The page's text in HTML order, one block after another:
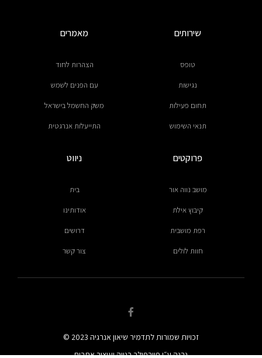
שירותים
טופס
נגישות
תחום פעילות
תנאי השימוש
מאמרים
הצהרות לחוד
עם הפנים לשמש
משק החשמל בישראל
התייעלות אנרגטית
פרוקטים
מושב נווה אור
קיבוץ אילת
רפת מושבית
חוות לולים
ניווט
בית
אודותינו
דרושים
צור קשר
זכויות שמורות לתדמיר שיאון אנרגיה 2023 ©
נבנה ע״י פייבפולר בנייה ועיצוב אתרים
F
e